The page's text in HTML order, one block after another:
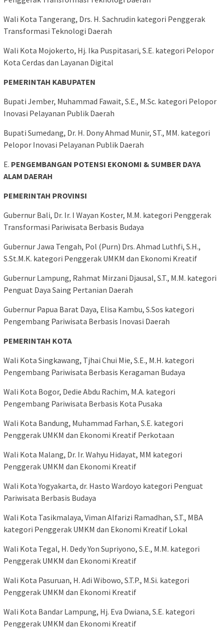
Wali Kota Tangerang, Drs. H. Sachrudin kategori Penggerak
Transformasi Teknologi Daerah
Wali Kota Mojokerto, Hj. Ika Puspitasari, S.E. kategori Pelopor
Kota Cerdas dan Layanan Digital
PEMERINTAH KABUPATEN
Bupati Jember, Muhammad Fawait, S.E., M.Sc. kategori Pelopor
Inovasi Pelayanan Publik Daerah
Bupati Sumedang, Dr. H. Dony Ahmad Munir, ST., MM. kategori
Pelopor Inovasi Pelayanan Publik Daerah
E. PENGEMBANGAN POTENSI EKONOMI & SUMBER DAYA
ALAM DAERAH
PEMERINTAH PROVINSI
Gubernur Bali, Dr. Ir. I Wayan Koster, M.M. kategori Penggerak
Transformasi Pariwisata Berbasis Budaya
Gubernur Jawa Tengah, Pol (Purn) Drs. Ahmad Luthfi, S.H.,
S.St.M.K. kategori Penggerak UMKM dan Ekonomi Kreatif
Gubernur Lampung, Rahmat Mirzani Djausal, S.T., M.M. kategori
Penguat Daya Saing Pertanian Daerah
Gubernur Papua Barat Daya, Elisa Kambu, S.Sos kategori
Pengembang Pariwisata Berbasis Inovasi Daerah
PEMERINTAH KOTA
Wali Kota Singkawang, Tjhai Chui Mie, S.E., M.H. kategori
Pengembang Pariwisata Berbasis Keragaman Budaya
Wali Kota Bogor, Dedie Abdu Rachim, M.A. kategori
Pengembang Pariwisata Berbasis Kota Pusaka
Wali Kota Bandung, Muhammad Farhan, S.E. kategori
Penggerak UMKM dan Ekonomi Kreatif Perkotaan
Wali Kota Malang, Dr. Ir. Wahyu Hidayat, MM kategori
Penggerak UMKM dan Ekonomi Kreatif
Wali Kota Yogyakarta, dr. Hasto Wardoyo kategori Penguat
Pariwisata Berbasis Budaya
Wali Kota Tasikmalaya, Viman Alfarizi Ramadhan, S.T., MBA
kategori Penggerak UMKM dan Ekonomi Kreatif Lokal
Wali Kota Tegal, H. Dedy Yon Supriyono, S.E., M.M. kategori
Penggerak UMKM dan Ekonomi Kreatif
Wali Kota Pasuruan, H. Adi Wibowo, S.T.P., M.Si. kategori
Penggerak UMKM dan Ekonomi Kreatif
Wali Kota Bandar Lampung, Hj. Eva Dwiana, S.E. kategori
Penggerak UMKM dan Ekonomi Kreatif